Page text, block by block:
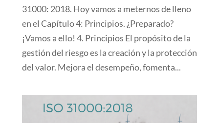
31000: 2018. Hoy vamos a meternos de lleno
en el Capítulo 4: Principios. ¿Preparado?
¡Vamos a ello! 4. Principios El propósito de la
gestión del riesgo es la creación y la protección
del valor. Mejora el desempeño, fomenta...